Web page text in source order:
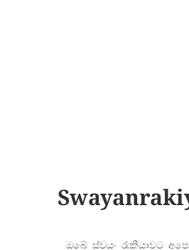
ඔබේ ස්වයං රැකියාවට